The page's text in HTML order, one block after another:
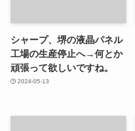
シャープ、堺の液晶パネル
工場の生産停止へ→何とか
頑張って欲しいですね。
2024-05-13